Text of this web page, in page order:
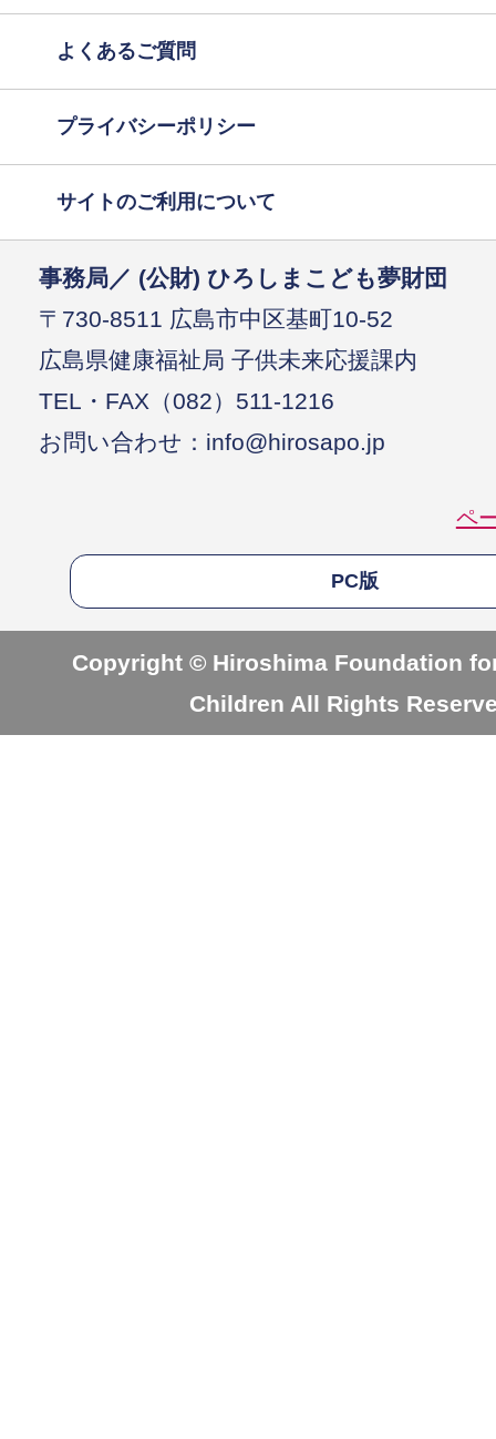
よくあるご質問
プライバシーポリシー
サイトのご利用について
事務局／ (公財) ひろしまこども夢財団
〒730-8511 広島市中区基町10-52
広島県健康福祉局 子供未来応援課内
TEL・FAX（082）511-1216
お問い合わせ：info@hirosapo.jp
ペ
PC版
Copyright © Hiroshima Foundation
Children All Rights